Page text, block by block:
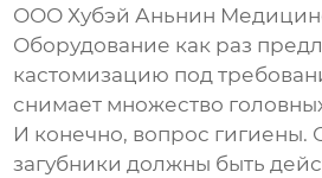
ООО Хубэй Аньнин
Оборудование как раз
кастомизацию под
снимает множество
И конечно, вопрос гигиены.
загубники должны быть